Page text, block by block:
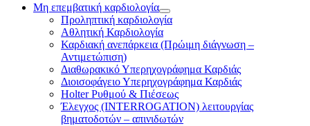
Μη επεμβατική καρδιολογία
Προληπτική καρδιολογία
Αθλητική Καρδιολογία
Καρδιακή ανεπάρκεια (Πρώιμη διάγνωση –
Αντιμετώπιση)
Διαθωρακικό Υπερηχογράφημα Καρδιάς
Διοισοφάγειο Υπερηχογράφημα Καρδιάς
Holter Ρυθμού & Πιέσεως
Έλεγχος (INTERROGATION) λειτουργίας
βηματοδοτών – απινιδωτών